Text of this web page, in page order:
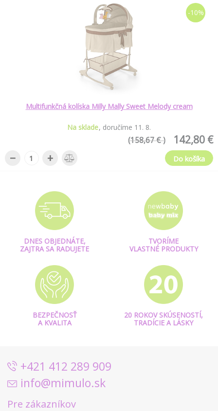
-10%
Multifunkčná kolíska Milly Mally Sweet Melody cream
Na sklade doručíme 11 . 8.
142,80 €
(158,67 € )
− + Do košíka
DNES OBJEDNÁTE,
ZAJTRA SA RADUJETE
TVORÍME
VLASTNÉ PRODUKTY
BEZPEČNOSŤ
A KVALITA
20 ROKOV SKÚSENOSTÍ,
TRADÍCIE A LÁSKY
+421 412 289 909
info@mimulo.sk
Pre zákazníkov